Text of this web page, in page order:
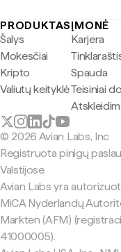
PRODUKTAS
Šalys
Mokesčiai
Kripto
Valiutų keityklė
ĮMONĖ
Karjera
Spauda
Teisiniai
© 2026 Avian Labs, Inc
Registruota pinigų
Valstijose
Avian Labs yra
MiCA Nyderlandų
Markten (AFM)
41000005).